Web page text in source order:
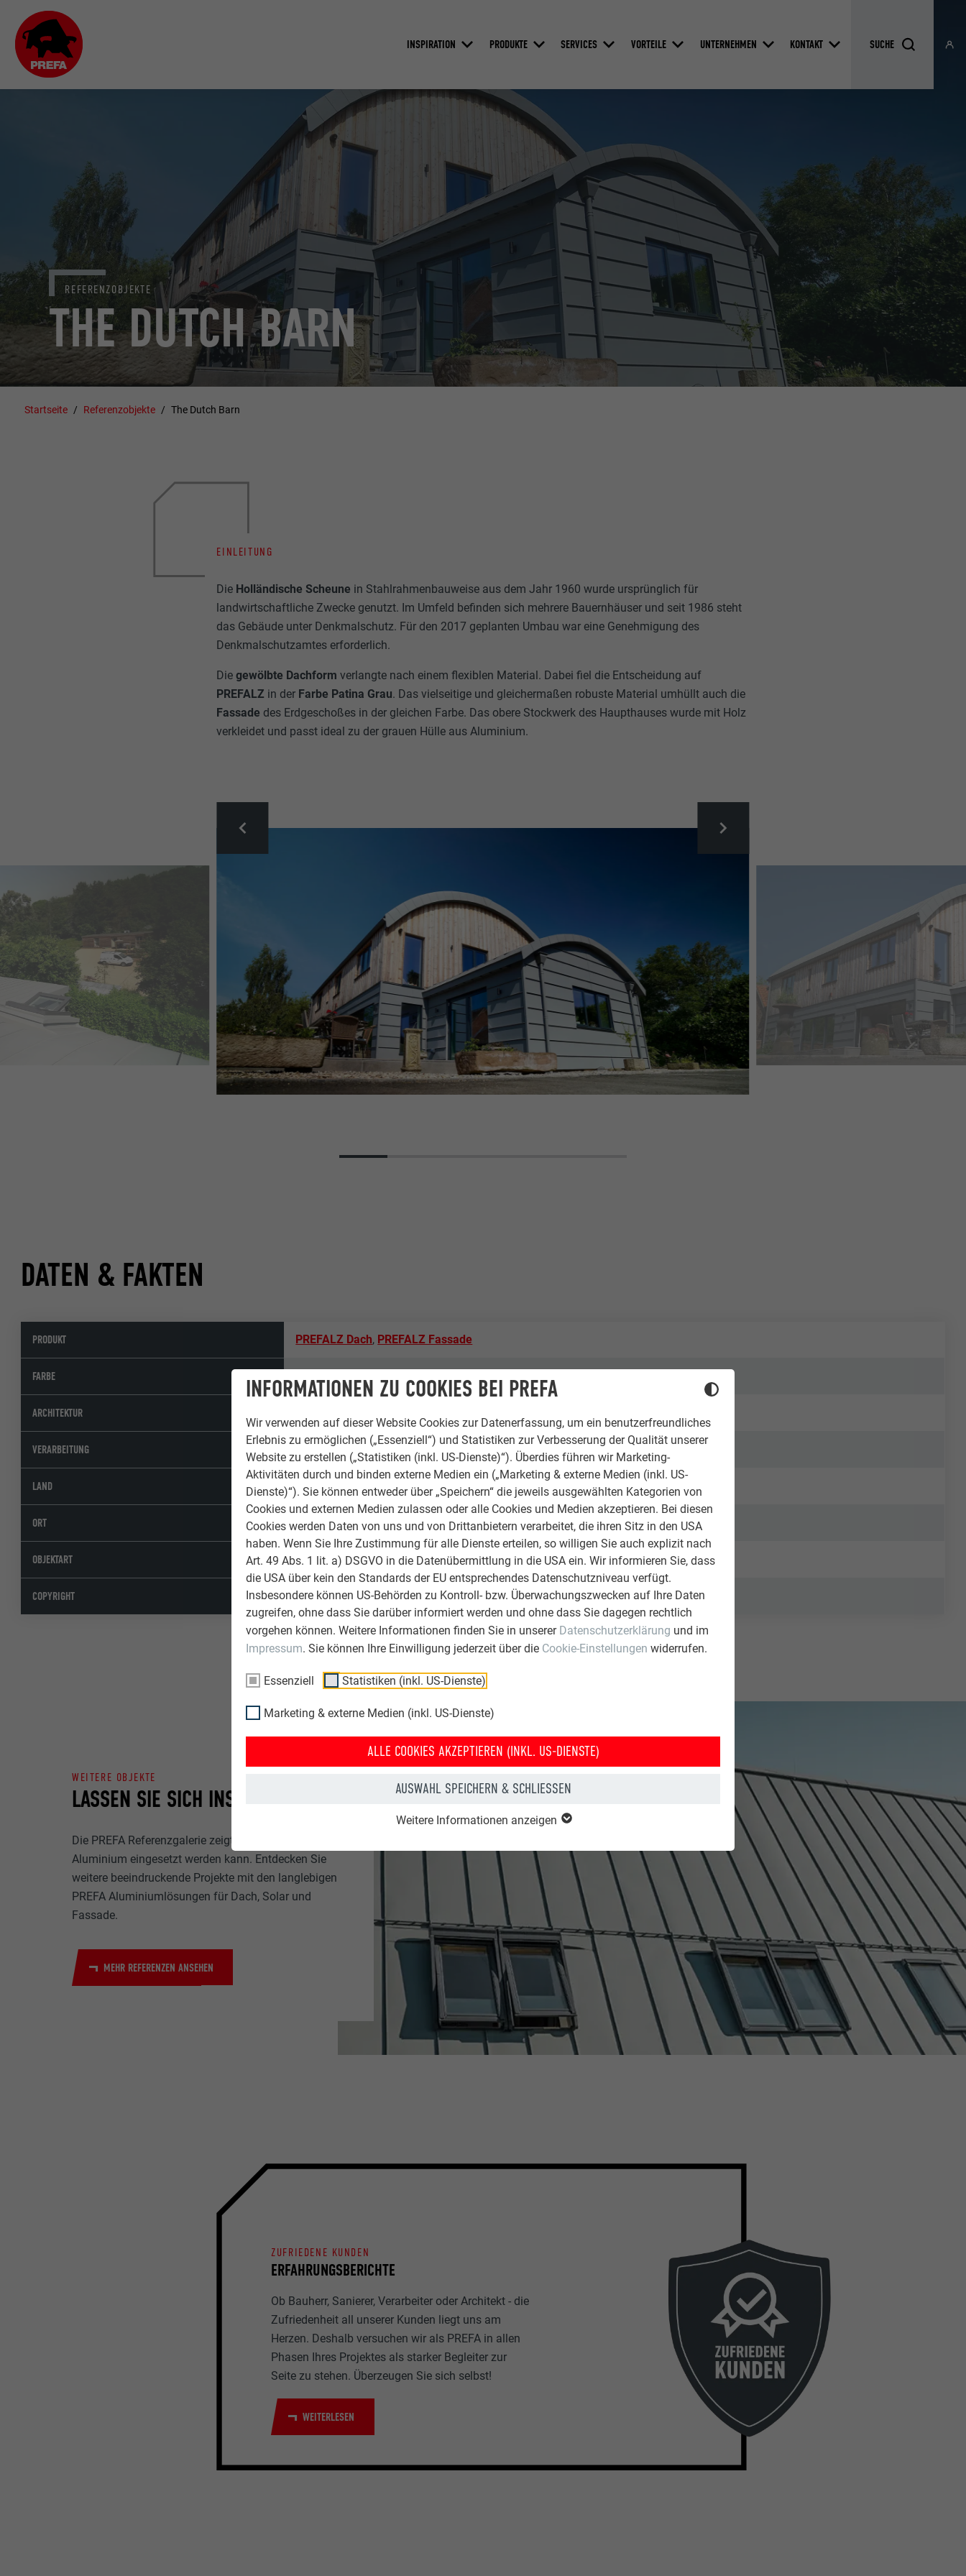
INFORMATIONEN ZU COOKIES BEI PREFA
Wir verwenden auf dieser Website Cookies zur Datenerfassung, um ein benutzerfreundliches
Erlebnis zu ermöglichen („Essenziell“) und Statistiken zur Verbesserung der Qualität unserer
Website zu erstellen („Statistiken (inkl. US-Dienste)“). Überdies führen wir Marketing-
Aktivitäten durch und binden externe Medien ein („Marketing & externe Medien (inkl. US-
Dienste)“). Sie können entweder über „Speichern“ die jeweils ausgewählten Kategorien von
Cookies und externen Medien zulassen oder alle Cookies und Medien akzeptieren. Bei diesen
Cookies werden Daten von uns und von Drittanbietern verarbeitet, die ihren Sitz in den USA
haben. Wenn Sie Ihre Zustimmung für alle Dienste erteilen, so willigen Sie auch explizit nach
Art. 49 Abs. 1 lit. a) DSGVO in die Datenübermittlung in die USA ein. Wir informieren Sie, dass
die USA über kein den Standards der EU entsprechendes Datenschutzniveau verfügt.
Insbesondere können US-Behörden zu Kontroll- bzw. Überwachungszwecken auf Ihre Daten
zugreifen, ohne dass Sie darüber informiert werden und ohne dass Sie dagegen rechtlich
vorgehen können. Weitere Informationen finden Sie in unserer Datenschutzerklärung und im
Impressum. Sie können Ihre Einwilligung jederzeit über die Cookie-Einstellungen widerrufen.
Essenziell Statistiken (inkl. US-Dienste)
Marketing & externe Medien (inkl. US-Dienste)
ALLE COOKIES AKZEPTIEREN (INKL. US-DIENSTE)
AUSWAHL SPEICHERN & SCHLIESSEN
Weitere Informationen anzeigen
INSPIRATION PRODUKTE SERVICES VORTEILE UNTERNEHMEN KONTAKT
THE DUTCH BARN
REFERENZOBJEKTE
Startseite Referenzobjekte The Dutch Barn
EINLEITUNG
Die Holländische Scheune in Stahlrahmenbauweise aus dem Jahr 1960 wurde ursprünglich für
landwirtschaftliche Zwecke genutzt. Im Umfeld befinden sich mehrere Bauernhäuser und seit 1986 steht
das Gebäude unter Denkmalschutz. Für den 2017 geplanten Umbau war eine Genehmigung des
Denkmalschutzamtes erforderlich.
Diegewölbte Dachform verlangte nach einem flexiblen Material. Dabei fiel die Entscheidung auf
PREFALZ in der Farbe Patina Grau. Das vielseitige und gleichermaßen robuste Material umhüllt auch die
Fassade des Erdgeschoßes in der gleichen Farbe. Das obere Stockwerk des Haupthauses wurde mit Holz
verkleidet und passt ideal zu der grauen Hülle aus Aluminium.
DATEN & FAKTEN
PRODUKT PREFALZ Dach, PREFALZ Fassade
FARBE
ARCHITEKTUR
VERARBEITUNG Full Metal Roofing
LAND Vereinigtes Königreich
ORT Syerston
OBJEKTART Einfamilienhäuser
COPYRIGHT © Marketing Adventures
LASSEN SIE SICH INSPIRIEREN
WEITERE OBJEKTE
Die PREFA Referenzgalerie zeigt, wie vielseitig
Aluminium eingesetzt werden kann. Entdecken Sie
weitere beeindruckende Projekte mit den langlebigen
PREFA Aluminiumlösungen für Dach, Solar und
Fassade.
MEHR REFERENZEN ANSEHEN
ERFAHRUNGSBERICHTE
ZUFRIEDENE KUNDEN
Ob Bauherr, Sanierer, Verarbeiter oder Architekt - die
Zufriedenheit all unserer Kunden liegt uns am
Herzen. Deshalb versuchen wir als PREFA in allen
Phasen Ihres Projektes als starker Begleiter zur
Seite zu stehen. Überzeugen Sie sich selbst!
WEITERLESEN